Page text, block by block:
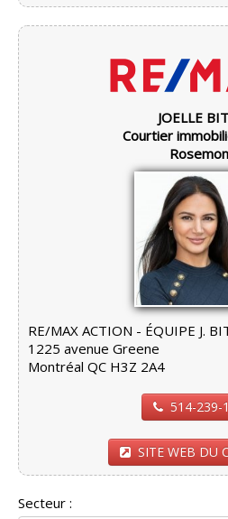
JOELLE
Courtier
RE/MAX ACTION - ÉQUIPE J.
1225 avenue Greene
Montréal QC H3Z 2A4
514-239-
SITE WEB DU
Secteur :